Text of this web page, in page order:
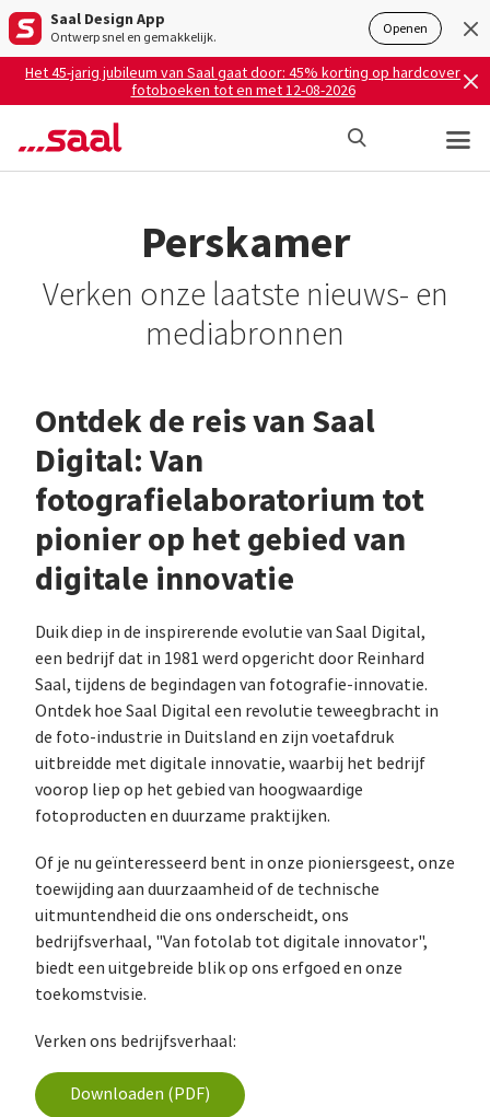
Saal Design App
Ontwerp snel en gemakkelijk. Openen
Het 45-jarig jubileum van Saal gaat door: 45% korting op hardcover
fotoboeken tot en met 12-08-2026
Perskamer
Verken onze laatste nieuws- en
mediabronnen
Ontdek de reis van Saal
Digital: Van
fotografielaboratorium tot
pionier op het gebied van
digitale innovatie
Duik diep in de inspirerende evolutie van Saal Digital,
een bedrijf dat in 1981 werd opgericht door Reinhard
Saal, tijdens de begindagen van fotografie-innovatie.
Ontdek hoe Saal Digital een revolutie teweegbracht in
de foto-industrie in Duitsland en zijn voetafdruk
uitbreidde met digitale innovatie, waarbij het bedrijf
voorop liep op het gebied van hoogwaardige
fotoproducten en duurzame praktijken.
Of je nu geïnteresseerd bent in onze pioniersgeest, onze
toewijding aan duurzaamheid of de technische
uitmuntendheid die ons onderscheidt, ons
bedrijfsverhaal, "Van fotolab tot digitale innovator",
biedt een uitgebreide blik op ons erfgoed en onze
toekomstvisie.
Verken ons bedrijfsverhaal:
Downloaden (PDF)